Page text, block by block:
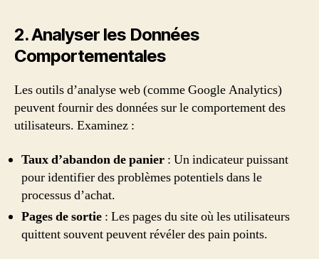
2. Analyser les Données
Comportementales
Les outils d’analyse web (comme Google Analytics)
peuvent fournir des données sur le comportement des
utilisateurs. Examinez :
Taux d’abandon de panier : Un indicateur puissant
pour identifier des problèmes potentiels dans le
processus d’achat.
Pages de sortie : Les pages du site où les utilisateurs
quittent souvent peuvent révéler des pain points.